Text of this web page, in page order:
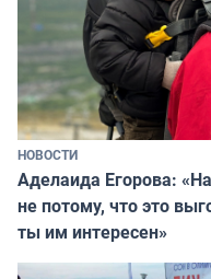
НОВОСТИ
Аделаида Егорова:
не потому, что это
ты им интересен»